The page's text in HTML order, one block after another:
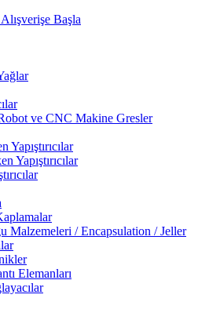
Alışverişe Başla
ve CNC Makine Gresler
Yapıştırıcılar
Yapıştırıcılar
Malzemeleri / Encapsulation / Jeller
Elemanları